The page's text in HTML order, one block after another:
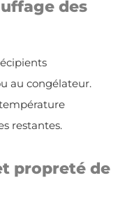
des
au congélateur.
restantes.
propreté de